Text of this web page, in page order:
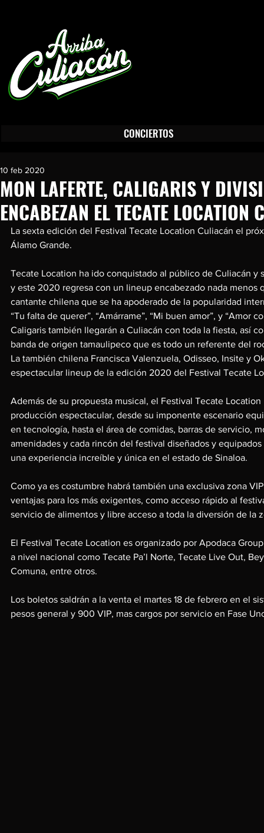
Publicidad en Culiacán Sinaloa.
CONCIERTOS
MON LAFERTE, CALIGARIS Y
ENCABEZAN EL TECATE
10 feb 2020
La sexta edición del Festival Tecate Location Culiacán el
Álamo Grande.
Tecate Location ha ido conquistado al público de Culiacán y
y este 2020 regresa con un lineup encabezado nada menos
cantante chilena que se ha apoderado de la popularidad
“Tu falta de querer”, “Amárrame”, “Mi buen amor”, y “Amor
Caligaris también llegarán a Culiacán con toda la fiesta, así
banda de origen tamaulipeco que es todo un referente del
La también chilena Francisca Valenzuela, Odisseo, Insite y
espectacular lineup de la edición 2020 del Festival Tecate
Además de su propuesta musical, el Festival Tecate
producción espectacular, desde su imponente escenario
en tecnología, hasta el área de comidas, barras de servicio,
amenidades y cada rincón del festival diseñados y
una experiencia increíble y única en el estado de Sinaloa.
Como ya es costumbre habrá también una exclusiva zona
ventajas para los más exigentes, como acceso rápido al
servicio de alimentos y libre acceso a toda la diversión de la
El Festival Tecate Location es organizado por Apodaca
a nivel nacional como Tecate Pa’l Norte, Tecate Live Out,
Comuna, entre otros.
Los boletos saldrán a la venta el martes 18 de febrero en el
pesos general y 900 VIP, mas cargos por servicio en Fase